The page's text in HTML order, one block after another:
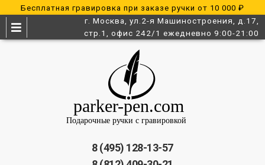
Бесплатная гравировка при заказе ручки от 10 000 ₽
г. Москва, ул.2-я Машиностроения, д.17,
стр.1, офис 242/1 ежедневно 9:00-21:00
8 (495) 128-13-57